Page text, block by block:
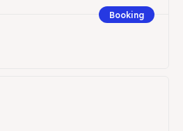
Booking